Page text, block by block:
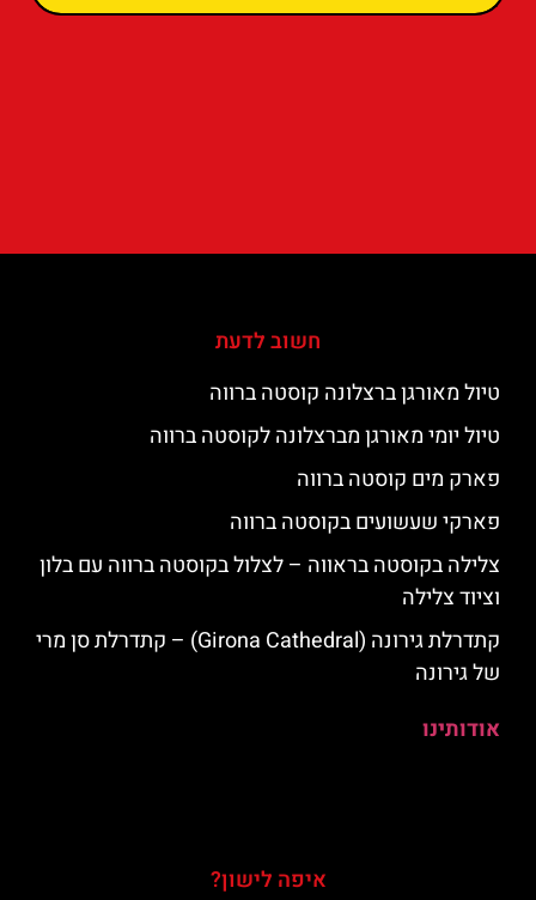
חשוב לדעת
טיול מאורגן ברצלונה קוסטה ברווה
טיול יומי מאורגן מברצלונה לקוסטה ברווה
פארק מים קוסטה ברווה
פארקי שעשועים בקוסטה ברווה
צלילה בקוסטה בראווה – לצלול בקוסטה ברווה עם בלון
וציוד צלילה
קתדרלת גירונה (Girona Cathedral) – קתדרלת סן מרי
של גירונה
אודותינו
איפה לישון?